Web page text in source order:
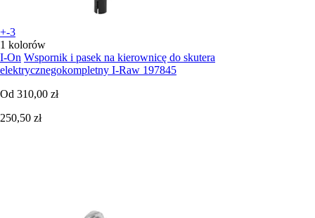
+-3
1 kolorów
I-On Wspornik i pasek na kierownicę do skutera
elektrycznegokompletny I-Raw 197845
Od 310,00 zł
250,50 zł